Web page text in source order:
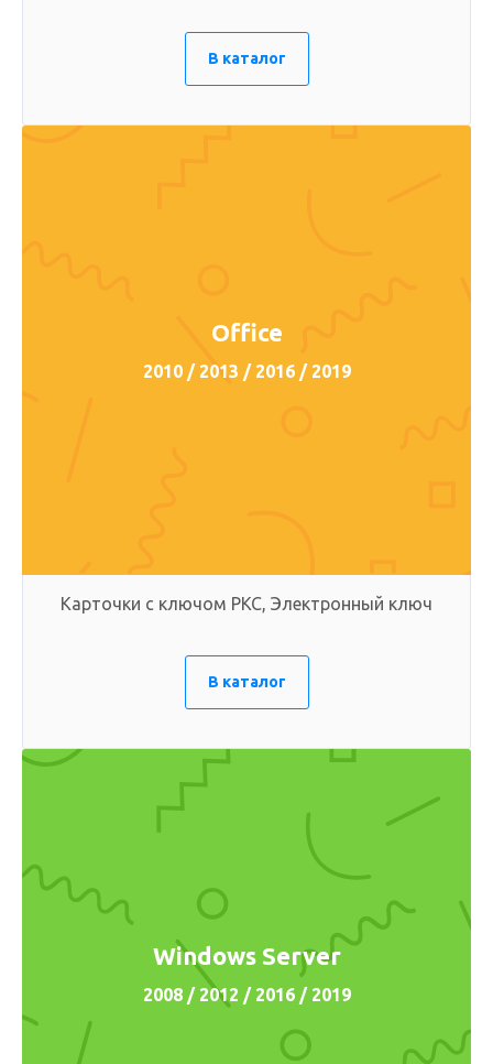
В каталог
Office
2010 / 2013 / 2016 / 2019
Карточки с ключом PKC, Электронный ключ
В каталог
Windows Server
2008 / 2012 / 2016 / 2019